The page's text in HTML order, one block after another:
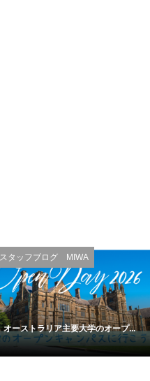
スタッフブログ MIWA
オーストラリア主要大学のオープ...